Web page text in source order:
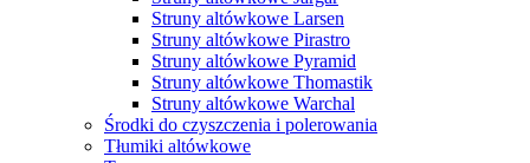
Struny altówkowe Larsen
Struny altówkowe Pirastro
Struny altówkowe Pyramid
Struny altówkowe Thomastik
Struny altówkowe Warchal
Środki do czyszczenia i polerowania
Tłumiki altówkowe